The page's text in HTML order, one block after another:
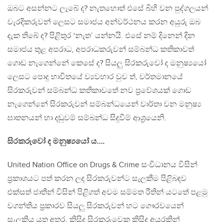
ඔබට අසන්නට ලැබේ ද? නැතහොත් එසේ බිහි වන පුද්ගලයන්
වැරදිකරුවන් ලෙසට සමාජය අන්වර්ථනය කරන අයුරු ඔබ
දැක තිබේ ද? පිළිතුර ‘නැත’ යන්නයි. එසේ නම් දිනෙන් දින
සමාජය තුළ අපරාධ, අපරාධකරුවන් සම්බන්ධ කතිකාවත්
ගොඩ නැගෙන්නේ කෙසේ ද? සියලු සිරකරුවෝ ද මනුෂ්‍යයෝ
ලෙසට පොදු භාවිතයේ ව්‍යවහාර වුව ත්, වර්තමානයේ
සිරකරුවන් සම්බන්ධ කතිකාවතේ නව ප්‍රවේශයක් ගොඩ
නැගෙන්නේ සිරකරුවන් සම්බන්ධයෙන් වාර්තා වන මනුෂ්‍ය
ඝාතනයන් හා දඬුවම් සම්බන්ධ සිදුවීම් ආශ්‍රයෙනි.
සිරකරුවෝ ද මනුෂ්‍යයෝ ය….
United Nation Office on Drugs & Crime සංවිධානය විසින්
ප්‍රකාශයට පත් කරන ලද සිරකරුවන්ට සැලකීම පිළිබඳව
එක්සත් ජාතීන් විසින් පිළිගත් අවම සම්මත රීතින් යටතේ පළමු
වගන්තිය ප්‍රකාරව සියලු සිරකරුවන් හට ගෞරවයෙන්
සැලකිය යුතු අතර, කිසිදු සිරකරුවෙකු කිසිදු අයුරකින්